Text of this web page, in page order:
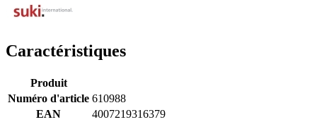
Caractéristiques
Produit
Numéro d'article 610988
EAN
4007219316379